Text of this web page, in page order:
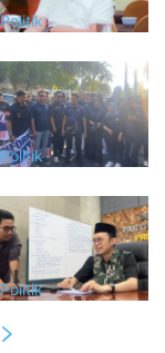
Politik
Politik
Politik